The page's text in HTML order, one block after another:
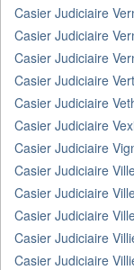
Casier Judiciaire
Casier Judiciaire
Casier Judiciaire
Casier Judiciaire
Casier Judiciaire
Casier Judiciaire
Casier Judiciaire
Casier Judiciaire
Casier Judiciaire
Casier Judiciaire
Casier Judiciaire
Casier Judiciaire